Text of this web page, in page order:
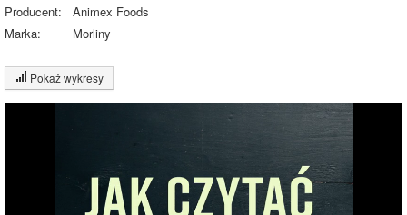
Producent:
Animex Foods
Marka:
Morliny
Pokaż wykresy
Wykres składu produktu
Pozostałe (27%)